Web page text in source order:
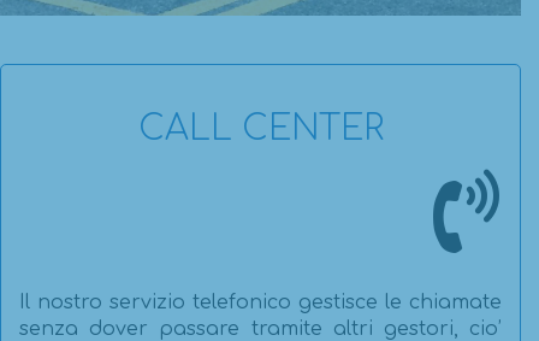
CALL CENTER
Il nostro servizio telefonico gestisce le chiamate
senza dover passare tramite altri gestori, cio’